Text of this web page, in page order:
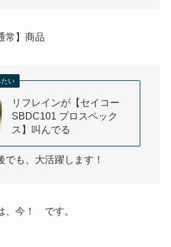
常】商品
たい
リフレインが【セイコー
SBDC101 プロスペック
ス】叫んでる
でも、大活躍します！
、今！ です。